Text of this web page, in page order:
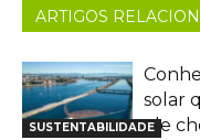
ARTIGOS
SUSTENTABILIDADE
solar
ele